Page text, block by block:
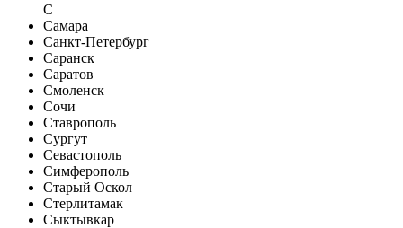
С
Самара
Санкт-Петербург
Саранск
Саратов
Смоленск
Сочи
Ставрополь
Сургут
Севастополь
Симферополь
Старый Оскол
Стерлитамак
Сыктывкар